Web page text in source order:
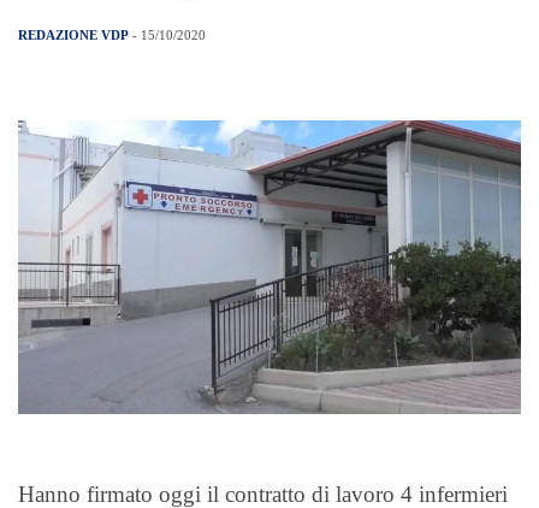
REDAZIONE VDP - 15/10/2020
Hanno firmato oggi il contratto di lavoro 4 infermieri